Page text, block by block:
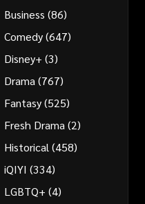
Business (86)
Comedy(647)
Disney+ (3)
Drama (767)
Fantasy(525)
Fresh Drama (2)
Historical (458)
iQIYI (334)
LGBTQ+ (4)